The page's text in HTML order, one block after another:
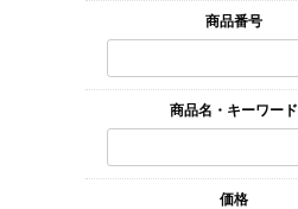
商品番号
商品名・キーワード
価格